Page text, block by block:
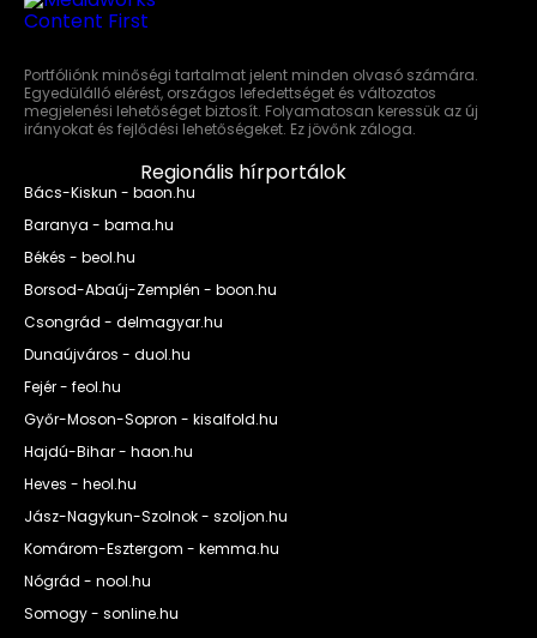
Portfóliónk minőségi tartalmat jelent minden olvasó számára.
Egyedülálló elérést, országos lefedettséget és változatos
megjelenési lehetőséget biztosít. Folyamatosan keressük az új
irányokat és fejlődési lehetőségeket. Ez jövőnk záloga.
Regionális hírportálok
Bács-Kiskun - baon.hu
Baranya - bama.hu
Békés - beol.hu
Borsod-Abaúj-Zemplén - boon.hu
Csongrád - delmagyar.hu
Dunaújváros - duol.hu
Fejér - feol.hu
Győr-Moson-Sopron - kisalfold.hu
Hajdú-Bihar - haon.hu
Heves - heol.hu
Jász-Nagykun-Szolnok - szoljon.hu
Komárom-Esztergom - kemma.hu
Nógrád - nool.hu
Somogy - sonline.hu